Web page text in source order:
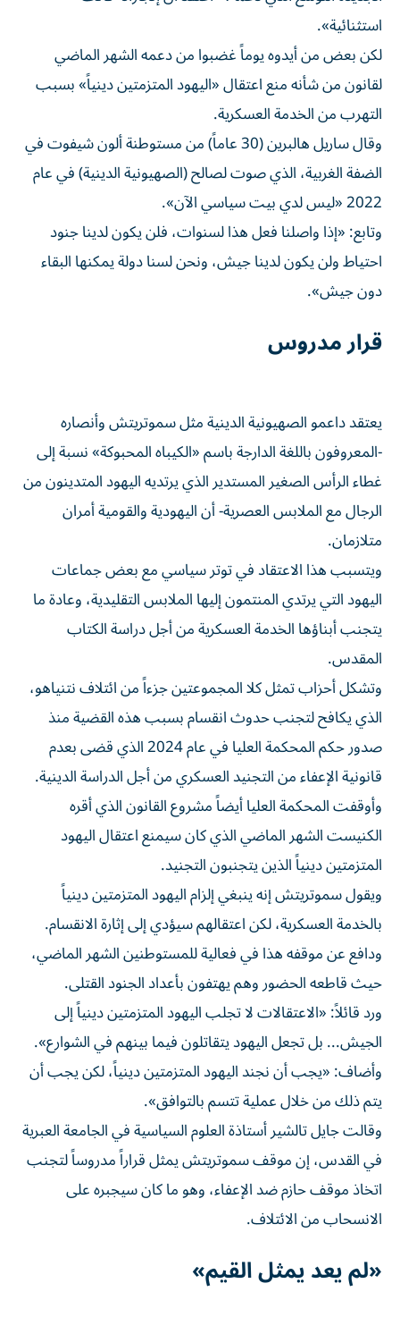
استثنائية».
لكن بعض من أيدوه يوماً غضبوا من دعمه الشهر الماضي
لقانون من شأنه منع اعتقال «اليهود المتزمتين دينياً» بسبب
التهرب من الخدمة العسكرية.
وقال ساريل هالبرين (30 عاماً) من مستوطنة ألون شيفوت في
الضفة الغربية، الذي صوت لصالح (الصهيونية الدينية) في عام
2022 «ليس لدي بيت سياسي الآن».
وتابع: «إذا واصلنا فعل هذا لسنوات، فلن يكون لدينا جنود
احتياط ولن يكون لدينا جيش، ونحن لسنا دولة يمكنها البقاء
دون جيش».
قرار مدروس
يعتقد داعمو الصهيونية الدينية مثل سموتريتش وأنصاره
-المعروفون باللغة الدارجة ​باسم «الكيباه المحبوكة» نسبة إلى
غطاء الرأس الصغير المستدير الذي يرتديه اليهود المتدينون من
الرجال مع الملابس العصرية- أن اليهودية والقومية أمران
متلازمان.
ويتسبب هذا الاعتقاد في ‌توتر سياسي مع بعض جماعات
اليهود التي يرتدي المنتمون إليها الملابس التقليدية، وعادة ما
يتجنب أبناؤها الخدمة العسكرية من أجل دراسة الكتاب
المقدس.
وتشكل أحزاب تمثل كلا المجموعتين جزءاً من ائتلاف نتنياهو،
الذي يكافح لتجنب حدوث انقسام بسبب هذه القضية منذ
صدور حكم المحكمة العليا في عام 2024 الذي قضى بعدم
قانونية الإعفاء من التجنيد العسكري من أجل الدراسة الدينية.
وأوقفت ⁠المحكمة العليا أيضاً مشروع القانون الذي أقره
الكنيست الشهر الماضي الذي كان سيمنع اعتقال اليهود
المتزمتين دينياً الذين يتجنبون التجنيد.
ويقول سموتريتش إنه ينبغي إلزام اليهود المتزمتين دينياً
بالخدمة العسكرية، لكن اعتقالهم سيؤدي إلى إثارة الانقسام.
ودافع عن موقفه هذا في فعالية للمستوطنين الشهر الماضي،
حيث قاطعه الحضور وهم يهتفون بأعداد الجنود القتلى.
ورد قائلاً: «الاعتقالات لا تجلب اليهود المتزمتين دينياً إلى
الجيش... بل تجعل اليهود يتقاتلون فيما ​بينهم في الشوارع».
وأضاف: «يجب ‌أن نجند اليهود المتزمتين دينياً، لكن يجب أن
يتم ذلك من خلال عملية تتسم بالتوافق».
وقالت جايل تالشير أستاذة العلوم السياسية في الجامعة العبرية
في القدس، إن موقف ‌سموتريتش يمثل قراراً مدروساً لتجنب
اتخاذ موقف حازم ضد الإعفاء، وهو ما كان سيجبره على
الانسحاب من الائتلاف.
«لم يعد يمثل القيم»